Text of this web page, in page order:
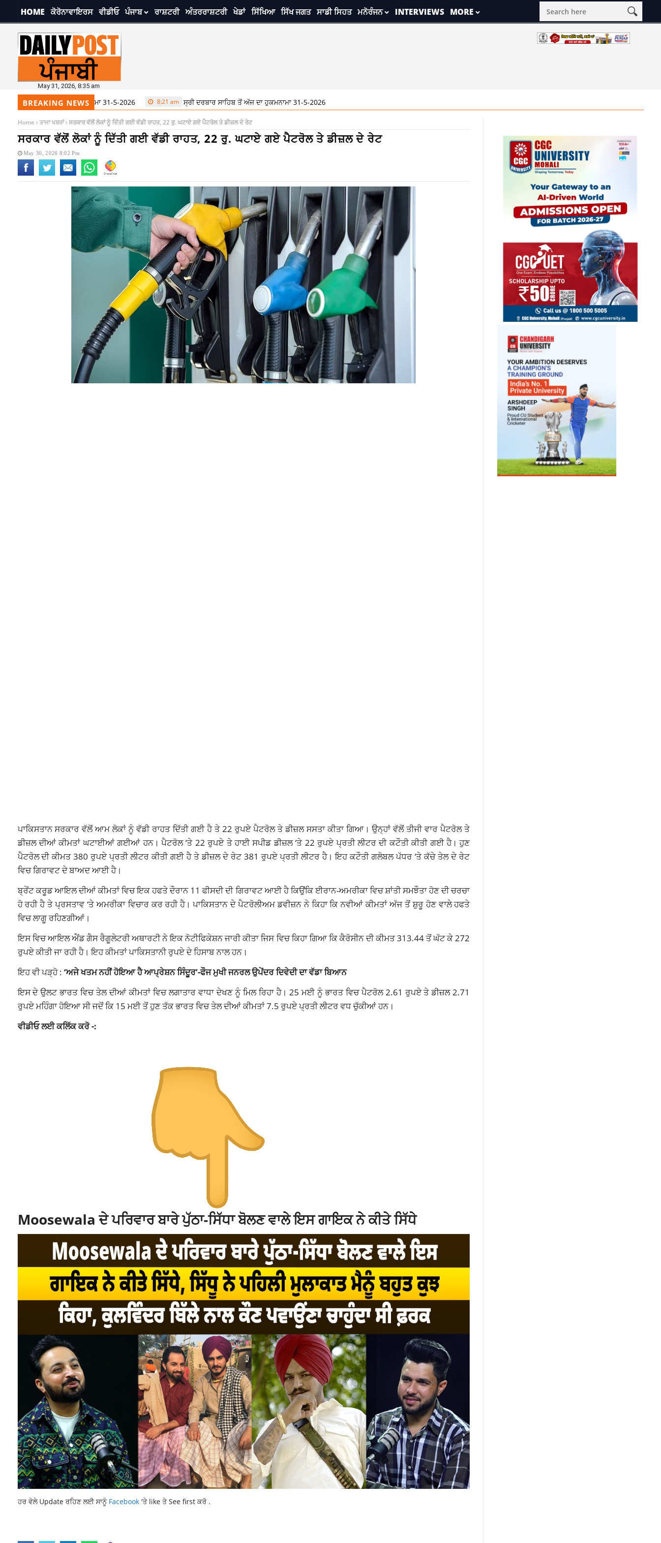
HOME ਕੋਰੋਨਾਵਾਇਰਸ ਵੀਡੀਓ ਪੰਜਾਬ ਰਾਸ਼ਟਰੀ ਅੰਤਰਰਾਸ਼ਟਰੀ ਖੇਡਾਂ ਸਿੱਖਿਆ ਸਿੱਖ ਜਗਤ ਸਾਡੀ ਸਿਹਤ ਮਨੋਰੰਜਨ INTERVIEWS MORE
May 31, 2026, 8:35 am
BREAKING NEWS
ਤੋਂ ਅੱਜ ਦਾ ਹੁਕਮਨਾਮਾ 31-5-2026 8:21 am ਸ੍ਰੀ ਦਰਬਾਰ ਸਾਹਿਬ ਤੋਂ ਅੱਜ ਦਾ ਹੁਕਮਨਾਮਾ 31-5-2026
Home ਤਾਜਾ ਖਬਰਾਂ ਸਰਕਾਰ ਵੱਲੋਂ ਲੋਕਾਂ ਨੂੰ ਦਿੱਤੀ ਗਈ ਵੱਡੀ ਰਾਹਤ, 22 ਰੁ. ਘਟਾਏ ਗਏ ਪੈਟਰੋਲ ਤੇ ਡੀਜ਼ਲ ਦੇ ਰੇਟ
ਸਰਕਾਰ ਵੱਲੋਂ ਲੋਕਾਂ ਨੂੰ ਦਿੱਤੀ ਗਈ ਵੱਡੀ ਰਾਹਤ, 22 ਰੁ. ਘਟਾਏ ਗਏ ਪੈਟਰੋਲ ਤੇ ਡੀਜ਼ਲ ਦੇ ਰੇਟ
May 30, 2026 8:02 Pm
ਪਾਕਿਸਤਾਨ ਸਰਕਾਰ ਵੱਲੋਂ ਆਮ ਲੋਕਾਂ ਨੂੰ ਵੱਡੀ ਰਾਹਤ ਦਿੱਤੀ ਗਈ ਹੈ ਤੇ 22 ਰੁਪਏ ਪੈਟਰੋਲ ਤੇ ਡੀਜ਼ਲ ਸਸਤਾ ਕੀਤਾ ਗਿਆ। ਉਨ੍ਹਾਂ ਵੱਲੋਂ ਤੀਜੀ ਵਾਰ ਪੈਟਰੋਲ ਤੇ
ਡੀਜ਼ਲ ਦੀਆਂ ਕੀਮਤਾਂ ਘਟਾਈਆਂ ਗਈਆਂ ਹਨ। ਪੈਟਰੋਲ ‘ਤੇ 22 ਰੁਪਏ ਤੇ ਹਾਈ ਸਪੀਡ ਡੀਜ਼ਲ ‘ਤੇ 22 ਰੁਪਏ ਪ੍ਰਤੀ ਲੀਟਰ ਦੀ ਕਟੌਤੀ ਕੀਤੀ ਗਈ ਹੈ। ਹੁਣ
ਪੈਟਰੋਲ ਦੀ ਕੀਮਤ 380 ਰੁਪਏ ਪ੍ਰਤੀ ਲੀਟਰ ਕੀਤੀ ਗਈ ਹੈ ਤੇ ਡੀਜ਼ਲ ਦੇ ਰੇਟ 381 ਰੁਪਏ ਪ੍ਰਤੀ ਲੀਟਰ ਹੈ। ਇਹ ਕਟੌਤੀ ਗਲੋਬਲ ਪੱਧਰ ‘ਤੇ ਕੱਚੇ ਤੇਲ ਦੇ ਰੇਟ
ਵਿਚ ਗਿਰਾਵਟ ਦੇ ਬਾਅਦ ਆਈ ਹੈ।
ਬ੍ਰੇਂਟ ਕਰੂਡ ਆਇਲ ਦੀਆਂ ਕੀਮਤਾਂ ਵਿਚ ਇਕ ਹਫਤੇ ਦੌਰਾਨ 11 ਫੀਸਦੀ ਦੀ ਗਿਰਾਵਟ ਆਈ ਹੈ ਕਿਉਂਕਿ ਈਰਾਨ-ਅਮਰੀਕਾ ਵਿਚ ਸ਼ਾਂਤੀ ਸਮਝੌਤਾ ਹੋਣ ਦੀ ਚਰਚਾ
ਹੋ ਰਹੀ ਹੈ ਤੇ ਪ੍ਰਸਤਾਵ ‘ਤੇ ਅਮਰੀਕਾ ਵਿਚਾਰ ਕਰ ਰਹੀ ਹੈ। ਪਾਕਿਸਤਾਨ ਦੇ ਪੈਟਰੋਲੀਅਮ ਡਵੀਜ਼ਨ ਨੇ ਕਿਹਾ ਕਿ ਨਵੀਆਂ ਕੀਮਤਾਂ ਅੱਜ ਤੋਂ ਸ਼ੁਰੂ ਹੋਣ ਵਾਲੇ ਹਫਤੇ
ਵਿਚ ਲਾਗੂ ਰਹਿਣਗੀਆਂ।
ਇਸ ਵਿਚ ਆਇਲ ਐਂਡ ਗੈਸ ਰੈਗੂਲੇਟਰੀ ਅਥਾਰਟੀ ਨੇ ਇਕ ਨੋਟੀਫਿਕੇਸ਼ਨ ਜਾਰੀ ਕੀਤਾ ਜਿਸ ਵਿਚ ਕਿਹਾ ਗਿਆ ਕਿ ਕੈਰੋਸੀਨ ਦੀ ਕੀਮਤ 313.44 ਤੋਂ ਘੱਟ ਕੇ 272
ਰੁਪਏ ਕੀਤੀ ਜਾ ਰਹੀ ਹੈ। ਇਹ ਕੀਮਤਾਂ ਪਾਕਿਸਤਾਨੀ ਰੁਪਏ ਦੇ ਹਿਸਾਬ ਨਾਲ ਹਨ।
ਇਹ ਵੀ ਪੜ੍ਹੋ : ‘ਅਜੇ ਖਤਮ ਨਹੀਂ ਹੋਇਆ ਹੈ ਆਪ੍ਰੇਸ਼ਨ ਸਿੰਦੂਰ’-ਫੌਜ ਮੁਖੀ ਜਨਰਲ ਉਪੇਂਦਰ ਦਿਵੇਦੀ ਦਾ ਵੱਡਾ ਬਿਆਨ
ਇਸ ਦੇ ਉਲਟ ਭਾਰਤ ਵਿਚ ਤੇਲ ਦੀਆਂ ਕੀਮਤਾਂ ਵਿਚ ਲਗਾਤਾਰ ਵਾਧਾ ਦੇਖਣ ਨੂੰ ਮਿਲ ਰਿਹਾ ਹੈ। 25 ਮਈ ਨੂੰ ਭਾਰਤ ਵਿਚ ਪੈਟਰੋਲ 2.61 ਰੁਪਏ ਤੇ ਡੀਜ਼ਲ 2.71
ਰੁਪਏ ਮਹਿੰਗਾ ਹੋਇਆ ਸੀ ਜਦੋਂ ਕਿ 15 ਮਈ ਤੋਂ ਹੁਣ ਤੱਕ ਭਾਰਤ ਵਿਚ ਤੇਲ ਦੀਆਂ ਕੀਮਤਾਂ 7.5 ਰੁਪਏ ਪ੍ਰਤੀ ਲੀਟਰ ਵਧ ਚੁੱਕੀਆਂ ਹਨ।
ਵੀਡੀਓ ਲਈ ਕਲਿੱਕ ਕਰੋ -:
Moosewala ਦੇ ਪਰਿਵਾਰ ਬਾਰੇ ਪੁੱਠਾ-ਸਿੱਧਾ ਬੋਲਣ ਵਾਲੇ ਇਸ ਗਾਇਕ ਨੇ ਕੀਤੇ ਸਿੱਧੇ
ਹਰ ਵੇਲੇ Update ਰਹਿਣ ਲਈ ਸਾਨੂੰ Facebook 'ਤੇ like ਤੇ See first ਕਰੋ .